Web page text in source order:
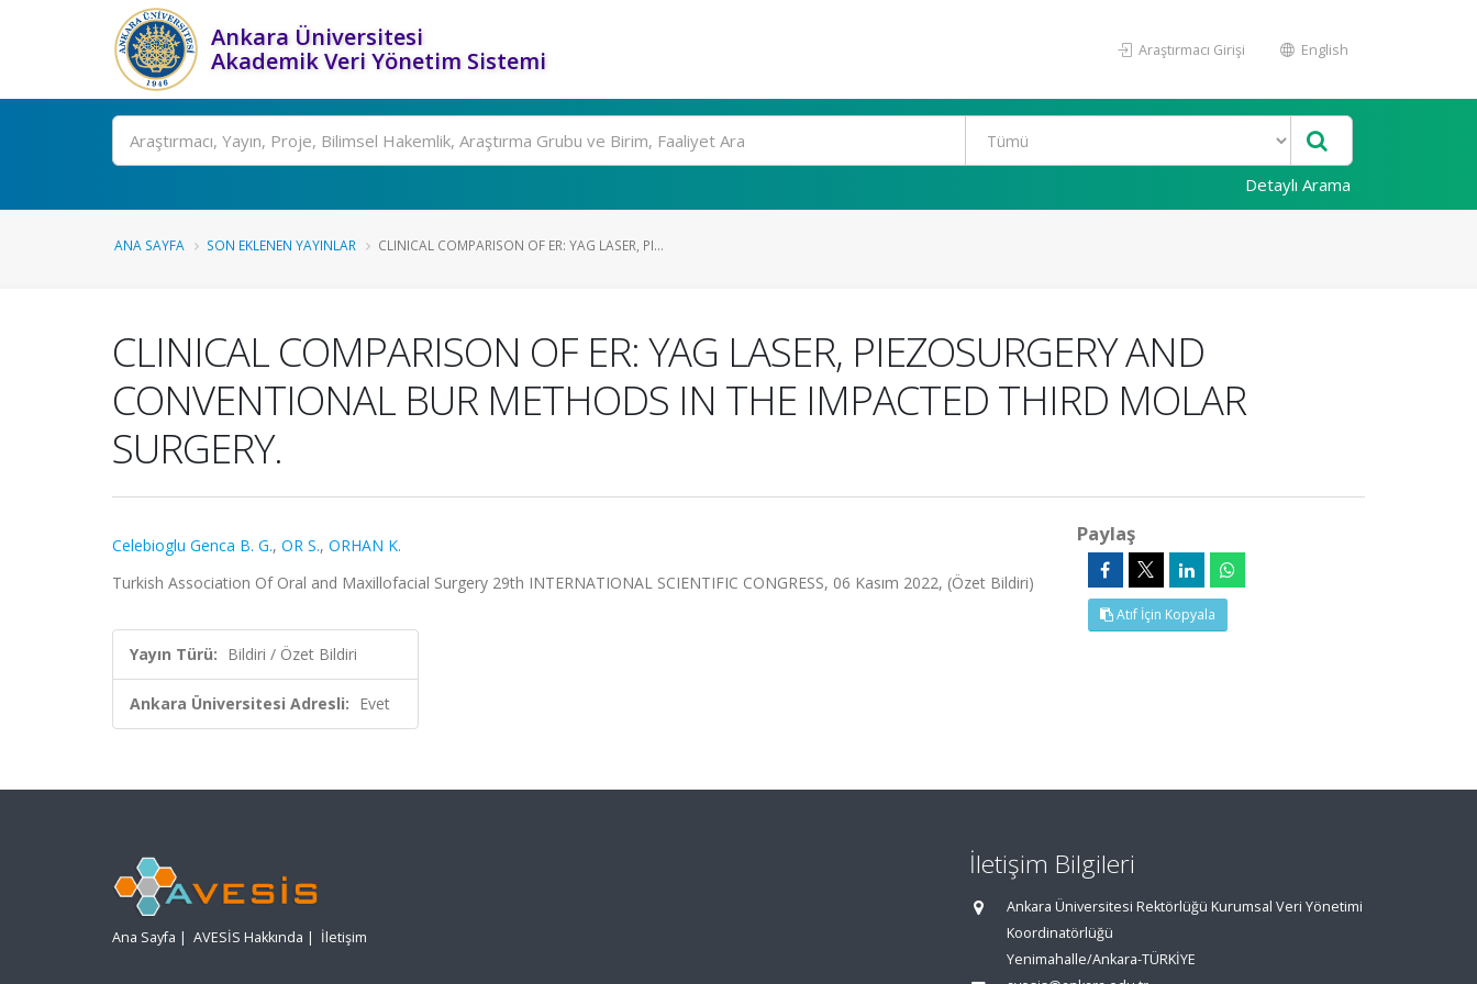
Ankara Üniversitesi
Akademik Veri Yönetim Sistemi
Araştırmacı Girişi English
Ara
Detaylı Arama
ANA SAYFA SON EKLENEN YAYINLAR CLINICAL COMPARISON OF ER: YAG LASER, PI...
CLINICAL COMPARISON OF ER: YAG LASER, PIEZOSURGERY AND
CONVENTIONAL BUR METHODS IN THE IMPACTED THIRD MOLAR
SURGERY.
Celebioglu Genca B. G., OR S., ORHAN K.
Turkish Association Of Oral and Maxillofacial Surgery 29th INTERNATIONAL SCIENTIFIC CONGRESS, 06 Kasım 2022, (Özet Bildiri)
Yayın Türü: Bildiri / Özet Bildiri
Ankara Üniversitesi Adresli: Evet
Paylaş
Atıf İçin Kopyala
Ana Sayfa | AVESİS Hakkında | İletişim
İletişim Bilgileri
Ankara Üniversitesi Rektörlüğü Kurumsal Veri Yönetimi
Koordinatörlüğü
Yenimahalle/Ankara-TÜRKİYE